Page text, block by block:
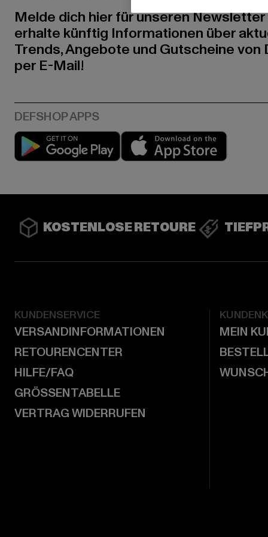
Melde dich hier für unseren Newsletter
erhalte künftig Informationen über
Trends, Angebote und Gutscheine von
per E-Mail!
Play market
KOSTENLOSE RETOURE
KUNDENSERVICE
VERSANDINFORMATIONEN
RETOURENCENTER
HILFE/FAQ
GRÖSSENTABELLE
VERTRAG WIDERRUFEN
MEIN